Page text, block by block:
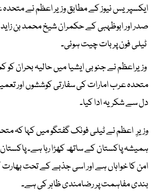
ایکسپریس نیوز کے مطابق وزیر اعظم نے
صدر اور ابوظہبی کے حکمران شیخ محمد بن
ٹیلی فون پر بات چیت ہوئی۔
وزیراعظم نے جنوبی ایشیا میں حالیہ بحران
متحدہ عرب امارات کی سفارتی کوششوں اور
دل سے شکریہ ادا کیا۔
وزیرِ اعظم نے ٹیلی فونک گفتگو میں کہا کہ
ہمیشہ پاکستان کے ساتھ کھڑا رہا ہے۔
امن کا خواہاں ہے اور اسی جذبے کے تحت
بندی مفاہمت پر رضامندی ظاہر کی ہے۔